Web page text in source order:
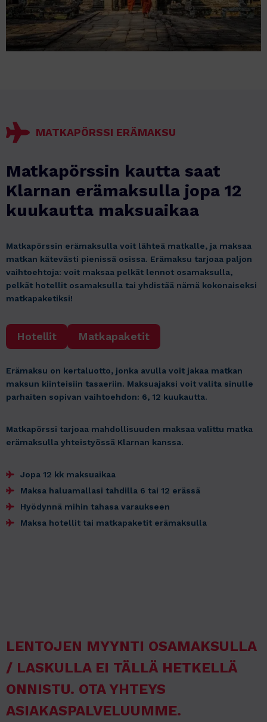
MATKAPÖRSSI ERÄMAKSU
Matkapörssin kautta saat
Klarnan erämaksulla jopa 12
kuukautta maksuaikaa
Matkapörssin erämaksulla voit lähteä matkalle, ja maksaa
matkan kätevästi pienissä osissa. Erämaksu tarjoaa paljon
vaihtoehtoja: voit maksaa pelkät lennot osamaksulla,
pelkät hotellit osamaksulla tai yhdistää nämä kokonaiseksi
matkapaketiksi!
Hotellit Matkapaketit
Erämaksu on kertaluotto, jonka avulla voit jakaa matkan
maksun kiinteisiin tasaeriin. Maksuajaksi voit valita sinulle
parhaiten sopivan vaihtoehdon: 6, 12 kuukautta.
Matkapörssi tarjoaa mahdollisuuden maksaa valittu matka
erämaksulla yhteistyössä Klarnan kanssa.
Jopa 12 kk maksuaikaa
Maksa haluamallasi tahdilla 6 tai 12 erässä
Hyödynnä mihin tahasa varaukseen
Maksa hotellit tai matkapaketit erämaksulla
LENTOJEN MYYNTI OSAMAKSULLA
/ LASKULLA EI TÄLLÄ HETKELLÄ
ONNISTU. OTA YHTEYS
ASIAKASPALVELUUMME.